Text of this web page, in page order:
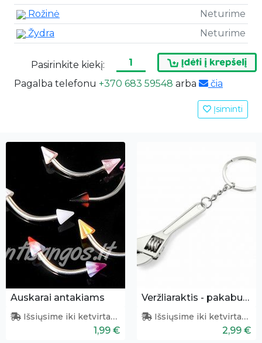
Raudona
Neturime
Rožinė
Neturime
Neturime
Pasirinkite kiekį:
arba čia
Auskarai antakiams
Išsiųsime iki ketvirtadienio
Veržliaraktis - pakabukas
Išsiųsime iki ketvirtadienio